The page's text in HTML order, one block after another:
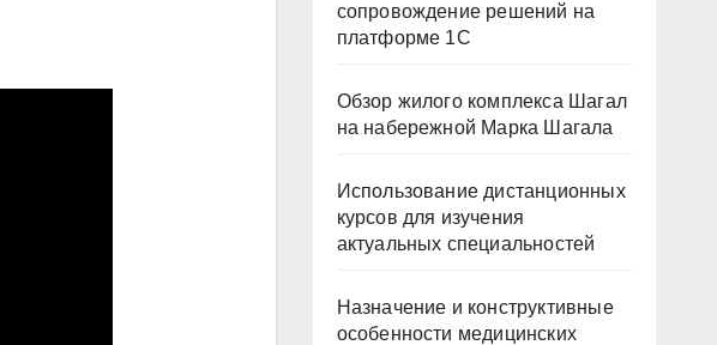
сопровождение решений на
платформе 1С
Обзор жилого комплекса Шагал
на набережной Марка Шагала
Использование дистанционных
курсов для изучения
актуальных специальностей
Назначение и конструктивные
особенности медицинских